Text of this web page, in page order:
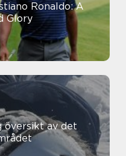
Ronaldo: A
Glory
översikt av det